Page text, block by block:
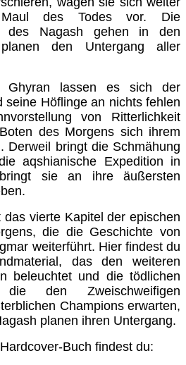
des Todes vor. Die
des Nagash gehen in den
den Untergang aller
lassen es sich der
seine Höflinge an nichts fehlen
von Ritterlichkeit
des Morgens sich ihrem
Derweil bringt die Schmähung
aqshianische Expedition in
sie an ihre äußersten
das vierte Kapitel der epischen
die die Geschichte von
weiterführt. Hier findest du
das den weiteren
beleuchtet und die tödlichen
die den Zweischweifigen
Champions erwarten,
planen ihren Untergang.
Buch findest du: